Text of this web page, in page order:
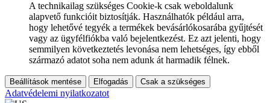
A technikailag szükséges Cookie-k csak weboldalunk
alapvető funkcióit biztosítják. Használhatók például arra,
hogy lehetővé tegyék a termékek bevásárlókosarába gyűjtését
vagy az ügyfélfiókba való bejelentkezést. Ez azt jelenti, hogy
semmilyen következtetés levonása nem lehetséges, így ebből
származó adatot soha nem adunk át harmadik félnek.
Beállítások mentése Elfogadás Csak a szükséges
Adatvédelemi nyilatkozatot